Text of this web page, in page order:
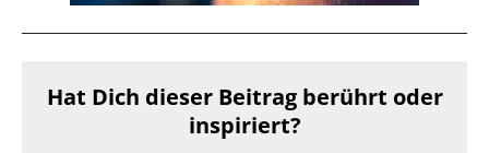
Hat Dich dieser Beitrag berührt oder
inspiriert?